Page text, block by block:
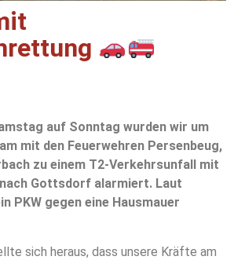
auf Sonntag wurden wir um
mit den Feuerwehren Persenbeug,
zu einem T2-Verkehrsunfall mit
Gottsdorf alarmiert. Laut
PKW gegen eine Hausmauer
sich heraus, dass unsere Kräfte am